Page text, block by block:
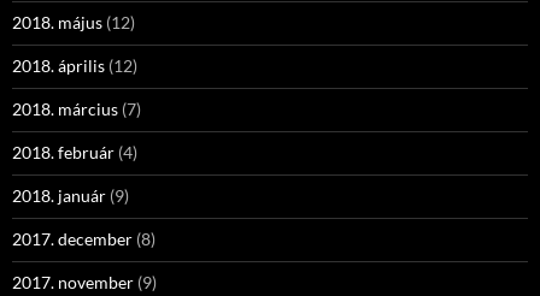
2018. május (12)
2018. április (12)
2018. március (7)
2018. február (4)
2018. január (9)
2017. december (8)
2017. november (9)